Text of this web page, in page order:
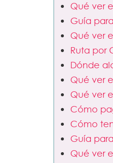
Qué ver
Guía
Qué ver
Ruta por
Dónde
Qué ver
Qué ver
Cómo
Cómo
Guía
Qué ver